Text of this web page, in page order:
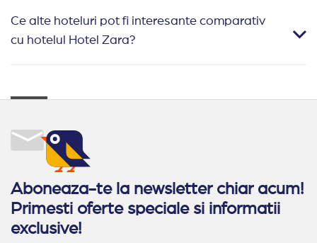
Ce alte hoteluri pot fi interesante comparativ
cu hotelul Hotel Zara?
Aboneaza-te la newsletter chiar acum!
Primesti oferte speciale si informatii
exclusive!